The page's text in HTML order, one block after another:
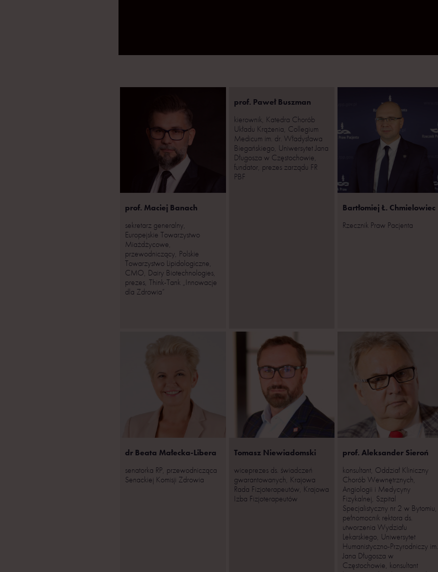
prof. Maciej Banach
sekretarz generalny,
Europejskie Towarzystwo
Miażdżycowe,
przewodniczący, Polskie
Towarzystwo Lipidologiczne,
CMO, Dairy Biotechnologies,
prezes, Think-Tank „Innowacje
dla Zdrowia”
prof. Paweł Buszman
kierownik, Katedra Chorób
Układu Krążenia, Collegium
Medicum im. dr. Władysława
Biegańskiego, Uniwersytet Jana
Długosza w Częstochowie,
fundator, prezes zarządu FR
PBF
Bartłomiej Ł. Chmielowiec
Rzecznik Praw Pacjenta
dr Beata Małecka-Libera
senatorka RP, przewodnicząca
Senackiej Komisji Zdrowia
Tomasz Niewiadomski
wiceprezes ds. świadczeń
gwarantowanych, Krajowa
Rada Fizjoterapeutów, Krajowa
Izba Fizjoterapeutów
prof. Aleksander Sieroń
konsultant, Oddział Kliniczny
Chorób Wewnętrznych,
Angiologii i Medycyny
Fizykalnej, Szpital
Specjalistyczny nr 2 w Bytomiu,
pełnomocnik rektora ds.
utworzenia Wydziału
Lekarskiego, Uniwersytet
Humanistyczno-Przyrodniczy im.
Jana Długosza w
Częstochowie, konsultant